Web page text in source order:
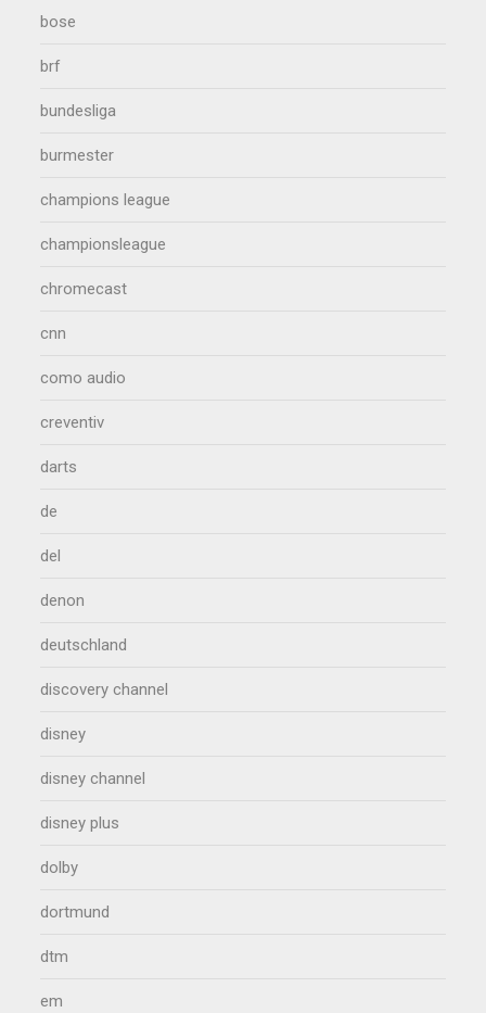
bose
brf
bundesliga
burmester
champions league
championsleague
chromecast
cnn
como audio
creventiv
darts
de
del
denon
deutschland
discovery channel
disney
disney channel
disney plus
dolby
dortmund
dtm
em